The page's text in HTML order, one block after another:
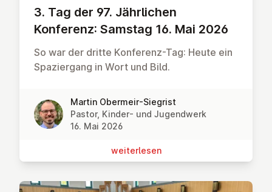
3. Tag der 97. Jähr­li­chen
Konferenz: Samstag 16. Mai 2026
So war der dritte Konferenz-Tag: Heute ein
Spaziergang in Wort und Bild.
Martin Obermeir-Siegrist
Pastor, Kinder- und Jugendwerk
16. Mai 2026
wei­ter­le­sen